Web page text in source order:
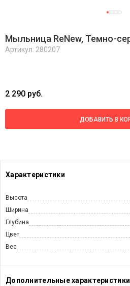
Мыльница ReNew, Темно-
Артикул: 280207
2 290 руб.
ДОБАВИТЬ В
Характеристики
Высота
Ширина
Глубина
Цвет
Вес
Дополнительные характеристики